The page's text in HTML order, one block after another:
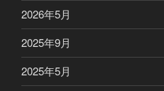
2026年5月
2025年9月
2025年5月